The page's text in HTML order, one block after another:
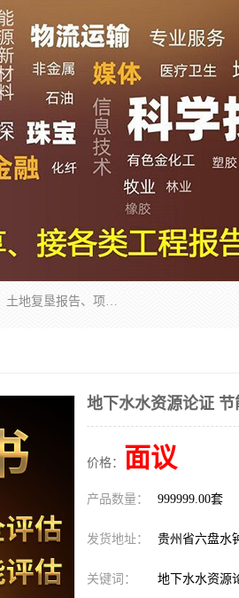
公司主营业务有地质灾害评估报告、节能评估报告、水土保持验收、水资源论证、土地复垦报告、项目可行性研究报告等。是经国家工商总局批准，在法律、法规、决定规定禁止的不得经营；法律、法规、决定规定应当许可（审批）的，经审批机关批准后凭许可（审批）文件经营;法律、法规，市场主体自主选择经营。
地下水水资源论证
价格： 面议
产品数量： 999999.00套
发货地址： 贵州省六盘水
关键词： 地下水水资源